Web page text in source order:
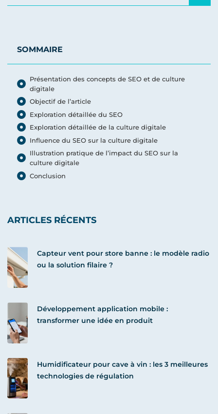
SOMMAIRE
Présentation des concepts de SEO et de culture
digitale
Objectif de l’article
Exploration détaillée du SEO
Exploration détaillée de la culture digitale
Influence du SEO sur la culture digitale
Illustration pratique de l’impact du SEO sur la
culture digitale
Conclusion
ARTICLES RÉCENTS
Capteur vent pour store banne : le modèle radio
ou la solution filaire ?
Développement application mobile :
transformer une idée en produit
Humidificateur pour cave à vin : les 3 meilleures
technologies de régulation